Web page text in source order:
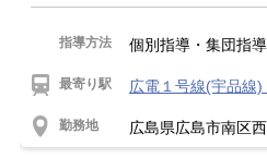
指導方法 個別指導・集団指導
最寄り駅 広電１号線(宇品線
勤務地 広島県広島市南区